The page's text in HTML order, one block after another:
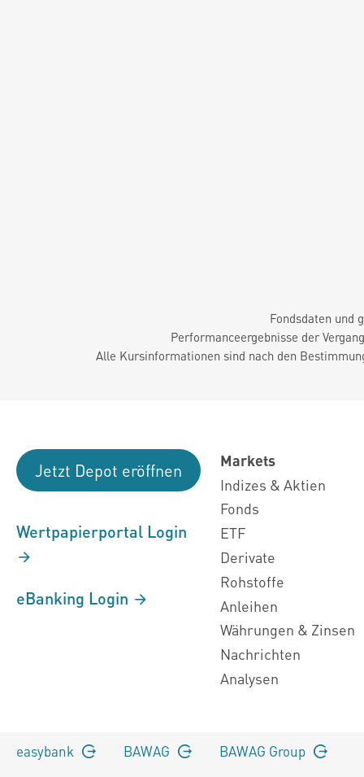
Fondsdaten und
Performanceergebnisse der
Alle Kursinformationen sind nach den
Jetzt Depot eröffnen
Wertpapierportal Login
eBanking Login
Markets
Indizes & Aktien
Fonds
ETF
Derivate
Rohstoffe
Anleihen
Währungen & Zinsen
Nachrichten
Analysen
easybank BAWAG BAWAG Group